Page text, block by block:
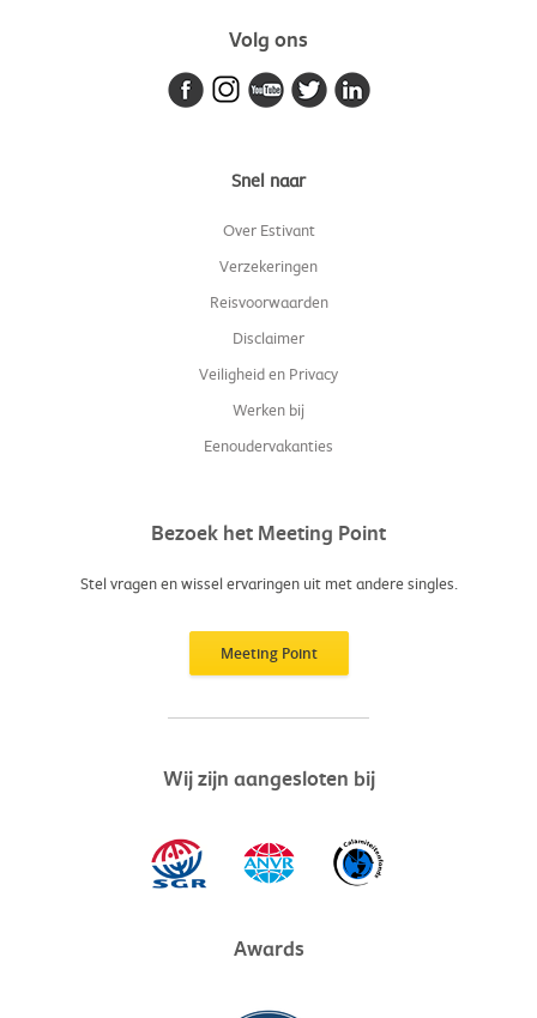
Volg ons
Snel naar
Over Estivant
Verzekeringen
Reisvoorwaarden
Disclaimer
Veiligheid en Privacy
Werken bij
Eenoudervakanties
Bezoek het Meeting Point
Stel vragen en wissel ervaringen uit met andere singles.
Meeting Point
Wij zijn aangesloten bij
Awards